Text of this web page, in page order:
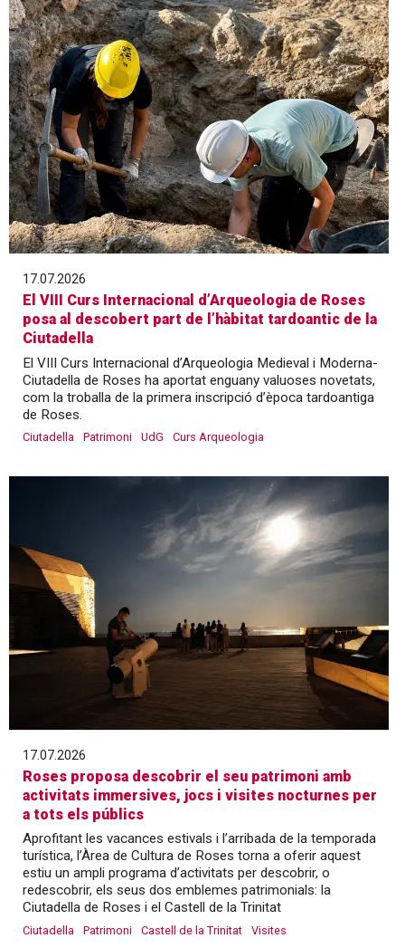
17.07.2026
El VIII Curs Internacional d’Arqueologia de Roses
posa al descobert part de l’hàbitat tardoantic de la
Ciutadella
El VIII Curs Internacional d’Arqueologia Medieval i Moderna-
Ciutadella de Roses ha aportat enguany valuoses novetats,
com la troballa de la primera inscripció d’època tardoantiga
de Roses.
Ciutadella Patrimoni UdG Curs Arqueologia
17.07.2026
Roses proposa descobrir el seu patrimoni amb
activitats immersives, jocs i visites nocturnes per
a tots els públics
Aprofitant les vacances estivals i l’arribada de la temporada
turística, l’Àrea de Cultura de Roses torna a oferir aquest
estiu un ampli programa d’activitats per descobrir, o
redescobrir, els seus dos emblemes patrimonials: la
Ciutadella de Roses i el Castell de la Trinitat
Ciutadella Patrimoni Castell de la Trinitat Visites